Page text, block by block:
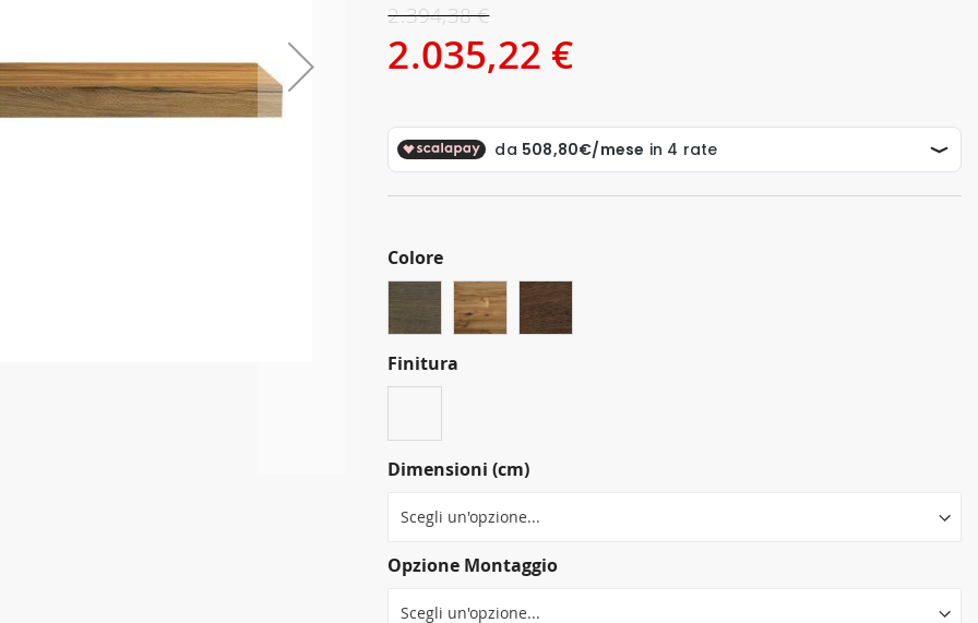
2.035,22 €
2.394,38 €
Colore
Finitura
Dimensioni (cm)
Opzione Montaggio